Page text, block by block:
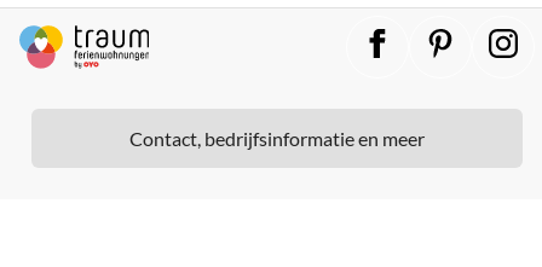
Contact, bedrijfsinformatie en meer